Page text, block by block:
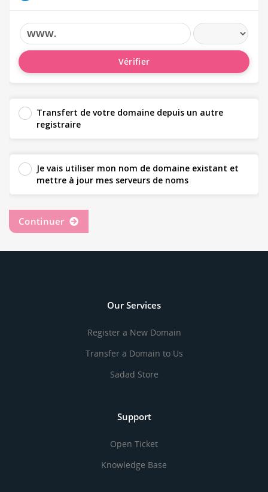
www.
Vérifier
Transfert de votre domaine depuis un autre
registraire
Je vais utiliser mon nom de domaine existant et
mettre à jour mes serveurs de noms
Continuer
Our Services
Register a New Domain
Transfer a Domain to Us
Sadad Store
Support
Open Ticket
Knowledge Base